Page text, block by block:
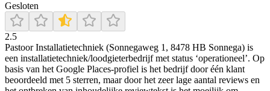
Gesloten
2.5
Pastoor Installatietechniek (Sonnegaweg 1, 8478 HB Sonnega) is
een installatietechniek/loodgieterbedrijf met status ‘operationeel’. Op
basis van het Google Places-profiel is het bedrijf door één klant
beoordeeld met 5 sterren, maar door het zeer lage aantal reviews en